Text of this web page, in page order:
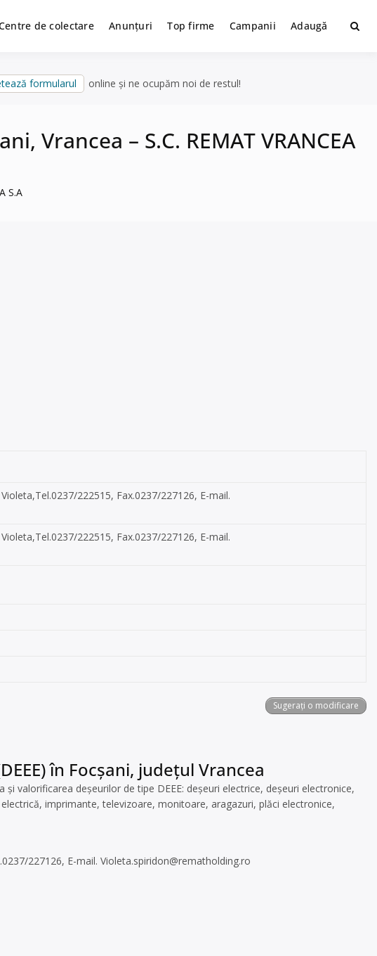
de colectare Anunțuri Top firme Campanii Adaugă
formularul online și ne ocupăm noi de restul!
Vrancea – S.C. REMAT VRANCEA
S.A
222515, Fax.0237/227126, E-mail.
222515, Fax.0237/227126, E-mail.
Sugerați o modificare
în Focșani, județul Vrancea
valorificarea deșeurilor de tipe DEEE: deșeuri electrice, deșeuri electronice,
imprimante, televizoare, monitoare, aragazuri, plăci electronice,
227126, E-mail. Violeta.spiridon@rematholding.ro